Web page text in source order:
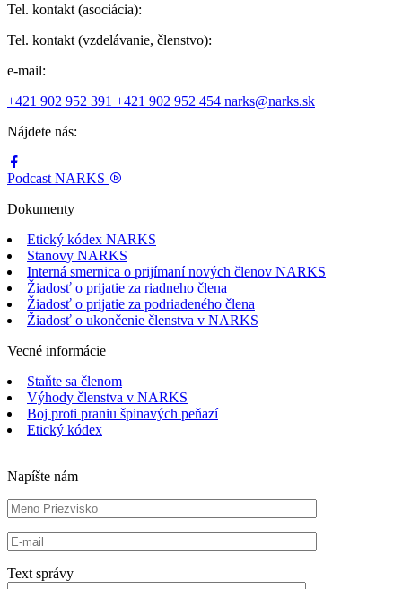
Tel. kontakt (asociácia):
Tel. kontakt (vzdelávanie, členstvo):
e-mail:
+421 902 952 391 +421 902 952 454 narks@narks.sk
Nájdete nás:
Podcast NARKS
Dokumenty
Etický kódex NARKS
Stanovy NARKS
Interná smernica o prijímaní nových členov NARKS
Žiadosť o prijatie za riadneho člena
Žiadosť o prijatie za podriadeného člena
Žiadosť o ukončenie členstva v NARKS
Vecné informácie
Staňte sa členom
Výhody členstva v NARKS
Boj proti praniu špinavých peňazí
Etický kódex
Napíšte nám
Text správy